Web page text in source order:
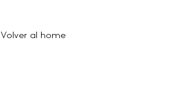
Volver al home